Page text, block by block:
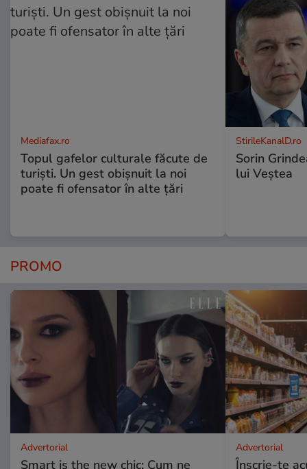
Mediafax.ro
Topul gafelor culturale făcute de
turiști. Un gest obișnuit la noi
poate fi ofensator în alte țări
StirileKanalD.ro
Sorin
lui Veștea
PROMO
Advertorial
Smart is the new chic: Cum ne
Advertorial
Înscrie-te